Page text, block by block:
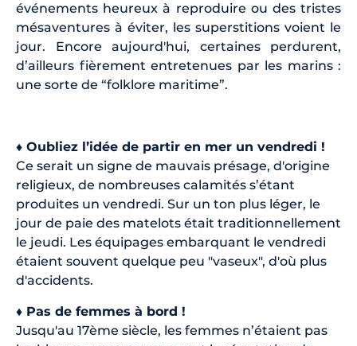
événements heureux à reproduire ou des tristes
mésaventures à éviter, les superstitions voient le
jour. Encore aujourd'hui, certaines perdurent,
d’ailleurs fièrement entretenues par les marins :
une sorte de “folklore maritime”.
♦ Oubliez l’idée de partir en mer un vendredi !
Ce serait un signe de mauvais présage, d'origine
religieux, de nombreuses calamités s’étant
produites un vendredi. Sur un ton plus léger, le
jour de paie des matelots était traditionnellement
le jeudi. Les équipages embarquant le vendredi
étaient souvent quelque peu "vaseux", d'où plus
d'accidents.
♦ Pas de femmes à bord !
Jusqu'au 17ème siècle, les femmes n’étaient pas